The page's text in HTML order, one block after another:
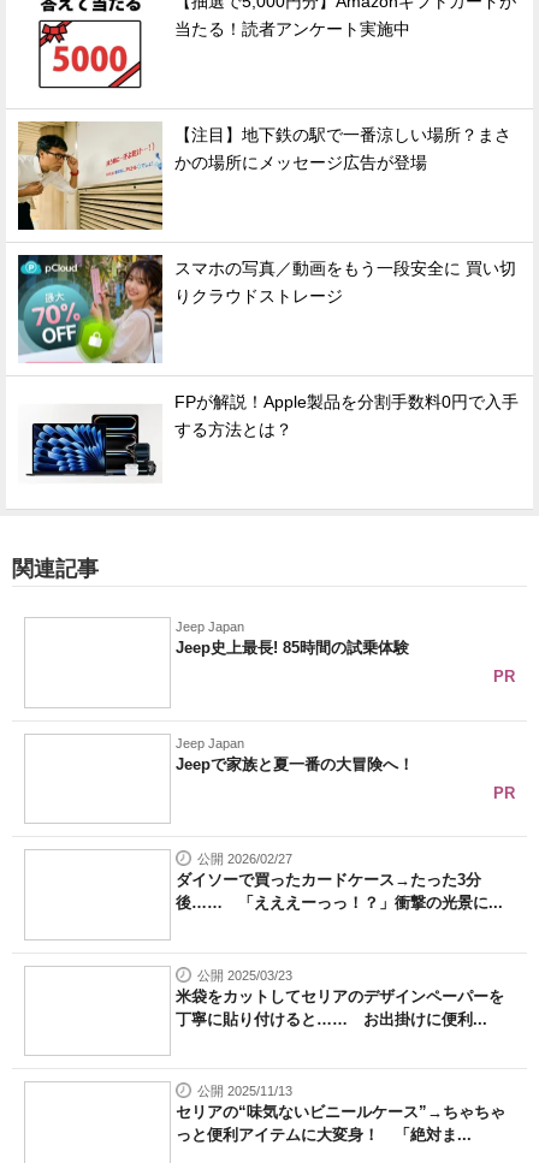
当たる！読者アンケート実施中
【注目】地下鉄の駅で一番涼しい場所？まさ
かの場所にメッセージ広告が登場
スマホの写真／動画をもう一段安全に 買い切
りクラウドストレージ
FPが解説！Apple製品を分割手数料0円で入手
する方法とは？
関連記事
Jeep Japan
Jeep史上最長! 85時間の試乗体験
PR
Jeep Japan
Jeepで家族と夏一番の大冒険へ！
PR
公開 2026/02/27
ダイソーで買ったカードケース→たった3分
後…… 「えええーっっ！？」衝撃の光景に...
公開 2025/03/23
米袋をカットしてセリアのデザインペーパーを
丁寧に貼り付けると…… お出掛けに便利...
公開 2025/11/13
セリアの“味気ないビニールケース”→ちゃちゃ
っと便利アイテムに大変身！ 「絶対ま...